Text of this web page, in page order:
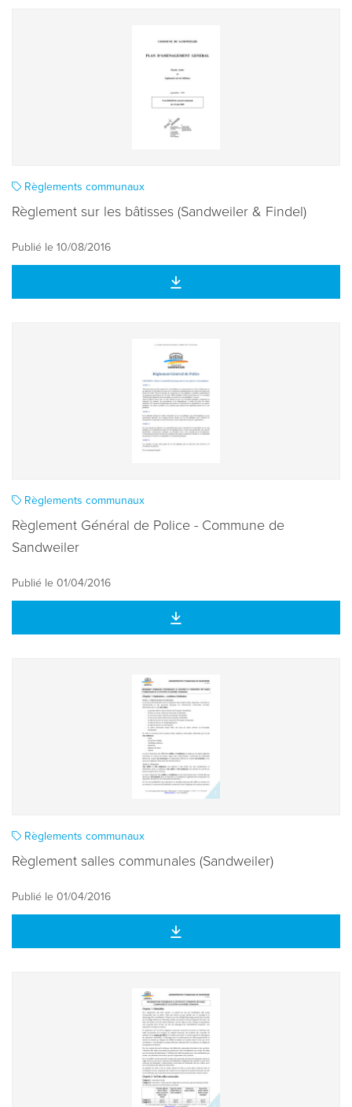
Règlements communaux
Règlement sur les bâtisses (Sandweiler & Findel)
Publié le 10/08/2016
Règlements communaux
Règlement Général de Police - Commune de
Sandweiler
Publié le 01/04/2016
Règlements communaux
Règlement salles communales (Sandweiler)
Publié le 01/04/2016